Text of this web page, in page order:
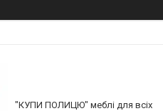
"КУПИ ПОЛИЦЮ" меблі для всіх